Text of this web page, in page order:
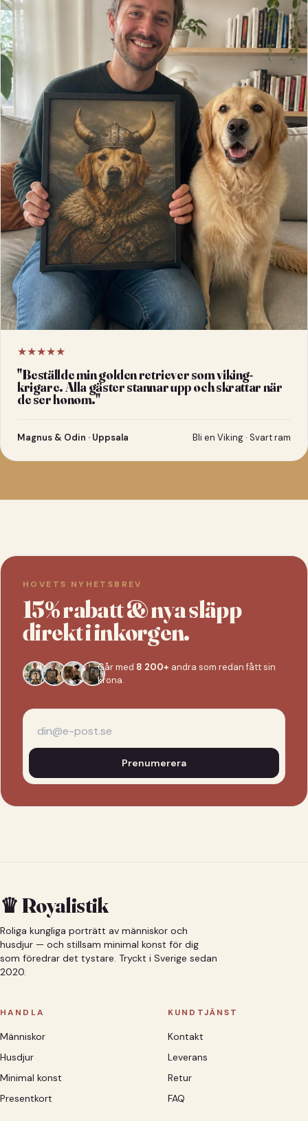
★★★★★
"Beställde min golden retriever som viking-
krigare. Alla gäster stannar upp och skrattar när
de ser honom."
Magnus & Odin · Uppsala Bli en Viking · Svart ram
HOVETS NYHETSBREV
15% rabatt & nya släpp
direkt i inkorgen.
Går med 8 200+ andra som redan fått sin
krona.
Prenumerera
♛ Royalistik
Roliga kungliga porträtt av människor och
husdjur — och stillsam minimal konst för dig
som föredrar det tystare. Tryckt i Sverige sedan
2020.
HANDLA
Människor
Husdjur
Minimal konst
Presentkort
KUNDTJÄNST
Kontakt
Leverans
Retur
FAQ